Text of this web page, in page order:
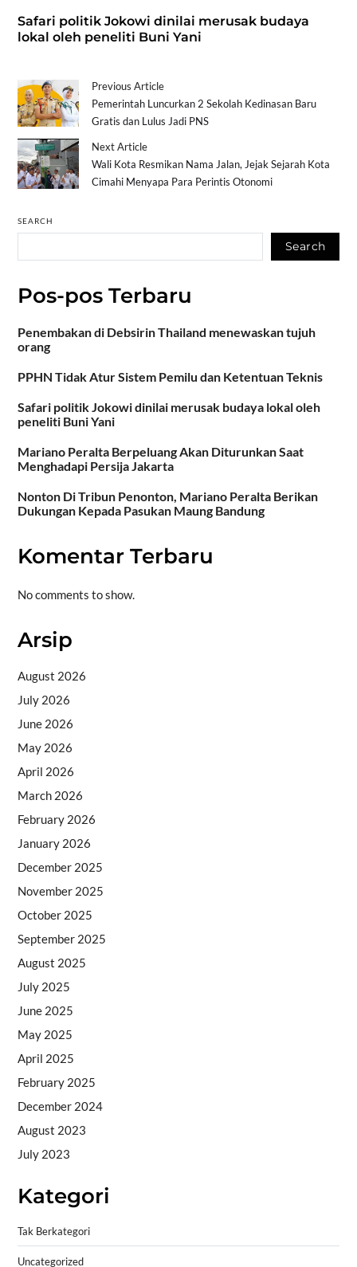
Safari politik Jokowi dinilai merusak budaya
lokal oleh peneliti Buni Yani
Previous Article
Pemerintah Luncurkan 2 Sekolah Kedinasan Baru
Gratis dan Lulus Jadi PNS
Next Article
Wali Kota Resmikan Nama Jalan, Jejak Sejarah Kota
Cimahi Menyapa Para Perintis Otonomi
SEARCH
Search
Pos-pos Terbaru
Penembakan di Debsirin Thailand menewaskan tujuh
orang
PPHN Tidak Atur Sistem Pemilu dan Ketentuan Teknis
Safari politik Jokowi dinilai merusak budaya lokal oleh
peneliti Buni Yani
Mariano Peralta Berpeluang Akan Diturunkan Saat
Menghadapi Persija Jakarta
Nonton Di Tribun Penonton, Mariano Peralta Berikan
Dukungan Kepada Pasukan Maung Bandung
Komentar Terbaru
No comments to show.
Arsip
August 2026
July 2026
June 2026
May 2026
April 2026
March 2026
February 2026
January 2026
December 2025
November 2025
October 2025
September 2025
August 2025
July 2025
June 2025
May 2025
April 2025
February 2025
December 2024
August 2023
July 2023
Kategori
Tak Berkategori
Uncategorized